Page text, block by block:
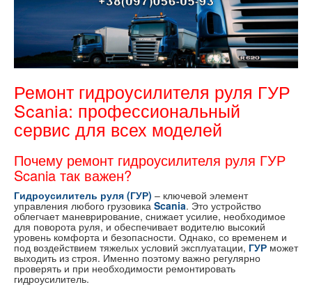
Ремонт гидроусилителя руля ГУР
Scania: профессиональный
сервис для всех моделей
Почему ремонт гидроусилителя руля ГУР
Scania так важен?
Гидроусилитель руля (ГУР) – ключевой элемент
управления любого грузовика Scania. Это устройство
облегчает маневрирование, снижает усилие, необходимое
для поворота руля, и обеспечивает водителю высокий
уровень комфорта и безопасности. Однако, со временем и
под воздействием тяжелых условий эксплуатации, ГУР может
выходить из строя. Именно поэтому важно регулярно
проверять и при необходимости ремонтировать
гидроусилитель.